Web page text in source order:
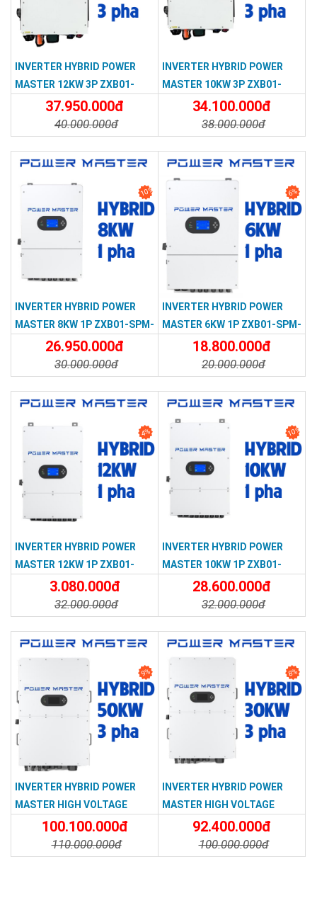
INVERTER HYBRID POWER
MASTER 12KW 3P ZXB01-
TPM-123G-EU
37.950.000đ
40.000.000đ
INVERTER HYBRID POWER
MASTER 10KW 3P ZXB01-
TPM-103G-EU
34.100.000đ
38.000.000đ
10%
INVERTER HYBRID POWER
MASTER 8KW 1P ZXB01-SPM-
802-GEU26.950.000đ
30.000.000đ
6%
INVERTER HYBRID POWER
MASTER 6KW 1P ZXB01-SPM-
602G-EU18.800.000đ
20.000.000đ
4%
INVERTER HYBRID POWER
MASTER 12KW 1P ZXB01-
SPM-123-GEU3.080.000đ
32.000.000đ
10%
INVERTER HYBRID POWER
MASTER 10KW 1P ZXB01-
SPM-102-GEU
28.600.000đ
32.000.000đ
9%
INVERTER HYBRID POWER
MASTER HIGH VOLTAGE
50KW 3P PD0500G-TPS-EU
100.100.000đ
110.000.000đ
8%
INVERTER HYBRID POWER
MASTER HIGH VOLTAGE
30KW 3P PD0300G-TPS-EU
92.400.000đ
100.000.000đ